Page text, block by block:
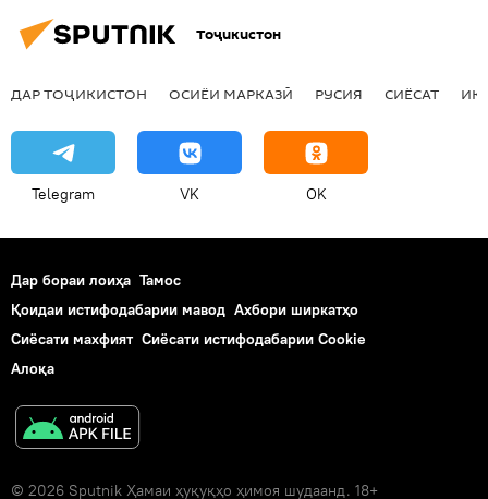
Тоҷикистон
ДАР ТОҶИКИСТОН ОСИЁИ МАРКАЗӢ РУСИЯ СИЁСАТ
Telegram VK OK
Дар бораи лоиҳа Тамос
Қоидаи истифодабарии мавод Ахбори ширкатҳо
Сиёсати махфият Сиёсати истифодабарии Cookie
Алоқа
© 2026 Sputnik Ҳамаи ҳуқуқҳо ҳимоя шудаанд. 18+